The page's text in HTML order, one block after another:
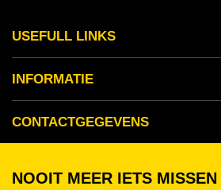
USEFULL LINKS
INFORMATIE
CONTACTGEGEVENS
NOOIT MEER IETS